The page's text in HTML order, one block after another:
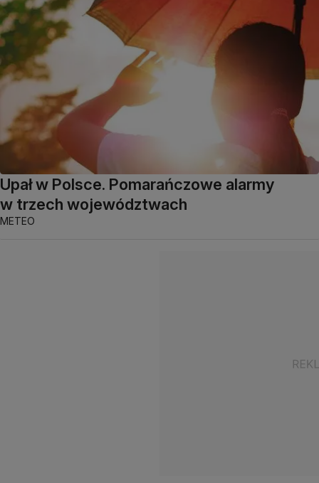
Upał w Polsce. Pomarańczowe alarmy
w trzech województwach
METEO